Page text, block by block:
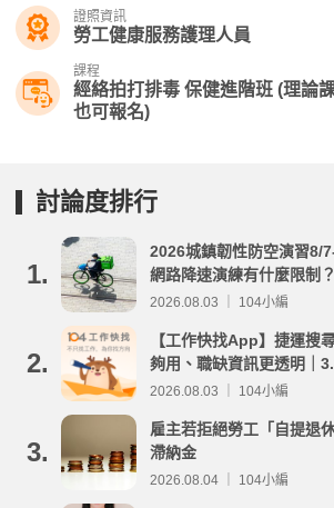
證照資訊
勞工健康服務護理人員
課程
經絡拍打排毒 保健進階班 (理論
也可報名)
討論度排行
1.
2026城鎮韌性防空演習8/
網路降速演練有什麼限制
事項整理
2026.08.03 ｜ 104小編
2.
【工作快找App】捷運搜
夠用、職缺資訊更透明｜
2026.08.03 ｜ 104小編
3.
雇主若拒絕勞工「自提退
滯納金
2026.08.04 ｜ 104小編